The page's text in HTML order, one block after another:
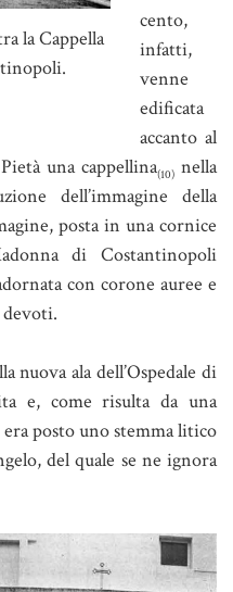
la Cappella
cento,
infatti,
venne
edificata
accanto al
una cappellina(10) nella
dell’immagine della
posta in una cornice
di Costantinopoli
con corone auree e
nuova ala dell’Ospedale di
e, come risulta da una
era posto uno stemma litico
del quale se ne ignora